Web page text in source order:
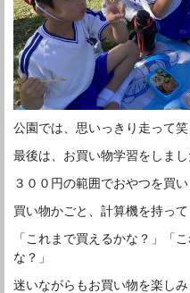
公園では、思いっきり走って
最後は、お買い物学習をしまし
３００円の範囲でおやつを買い
買い物かごと、計算機を持って
「これまで買えるかな？」「
な？」
迷いながらもお買い物を楽しみ